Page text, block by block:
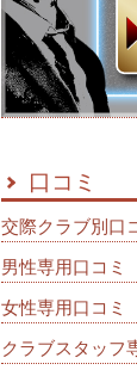
口コミ
交際クラブ別口
男性専用口コミ
女性専用口コミ
クラブスタッフ